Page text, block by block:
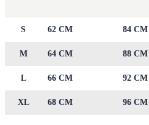
S 62 CM 84 CM
M 64 CM 88 CM
L 66 CM 92 CM
XL 68 CM 96 CM